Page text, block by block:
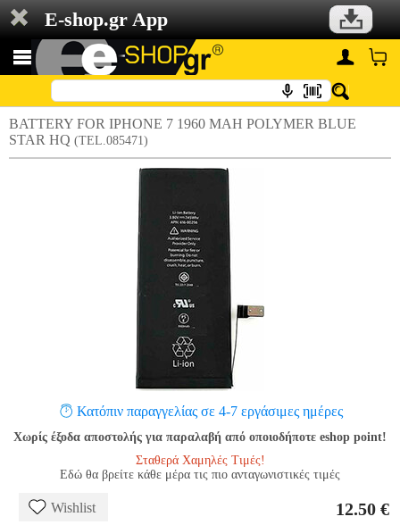
E-shop.gr App
BATTERY FOR IPHONE 7 1960 MAH POLYMER BLUE
STAR HQ (TEL.085471)
Κατόπιν παραγγελίας σε 4-7 εργάσιμες ημέρες
Χωρίς έξοδα αποστολής για παραλαβή από οποιοδήποτε eshop point!
Σταθερά Χαμηλές Τιμές!
Εδώ θα βρείτε κάθε μέρα τις πιο ανταγωνιστικές τιμές
Wishlist 12.50 €